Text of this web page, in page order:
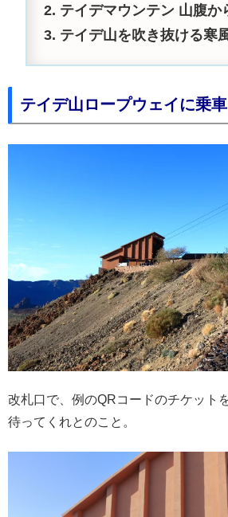
テイデマウンテン 山腹か
テイデ山を吹き抜ける寒
テイデ山ロープウェイに乗車
改札口で、例のQRコードのチケット
待ってくれとのこと。